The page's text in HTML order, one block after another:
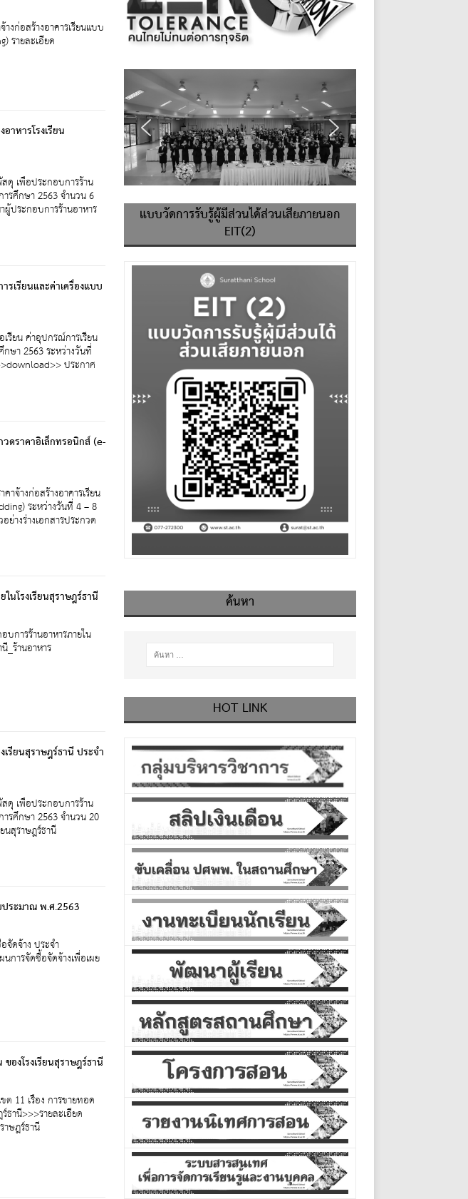
งก่อสร้างอาคารเรียนแบบ
รายละเอียด
าหารโรงเรียน
สดุ เพื่อประกอบการร้าน
ารศึกษา 2563 จำนวน 6
ประกอบการร้านอาหาร
เรียนและค่าเครื่องแบบ
รียน ค่าอุปกรณ์การเรียน
ษา 2563 ระหว่างวันที่
ประกาศ
วดราคาอิเล็กทรอนิกส์ (e-
าจ้างก่อสร้างอาคารเรียน
ระหว่างวันที่ 4 – 8
างร่างเอกสารประกวด
นโรงเรียนสุราษฎร์ธานี
บการร้านอาหารภายใน
_ร้านอาหาร
รียนสุราษฎร์ธานี ประจำ
สดุ เพื่อประกอบการร้าน
ารศึกษา 2563 จำนวน 20
นสุราษฎร์ธานี
ระมาณ พ.ศ.2563
จัดจ้าง ประจำ
ารจัดซื้อจัดจ้างเพื่อเผย
องโรงเรียนสุราษฎร์ธานี
11 เรื่อง การขายทอด
ธานี>>>รายละเอียด
าษฎร์ธานี
แบบวัดการรับรู้ผู้มีส่วนได้ส่วนเสียภายนอก
EIT(2)
ค้นหา
HOT LINK